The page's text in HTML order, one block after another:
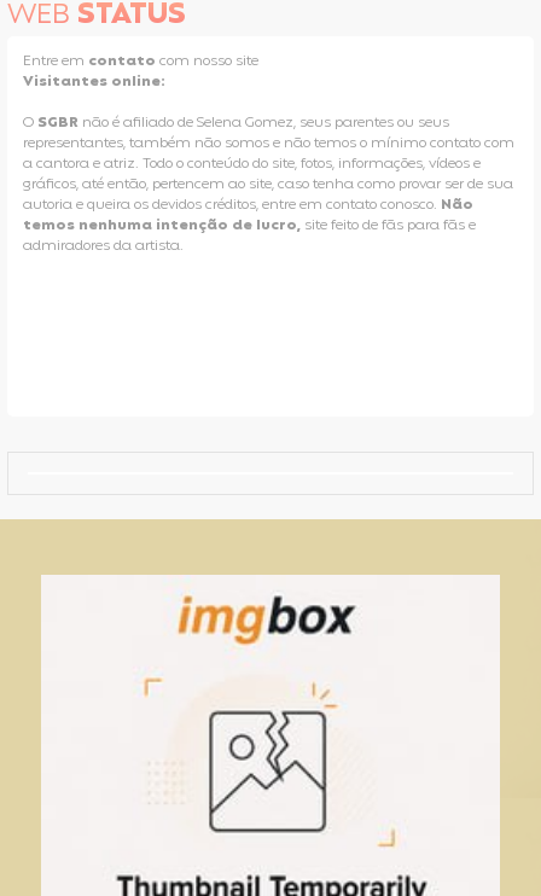
WEB STATUS
Entre em contato com nosso site
Visitantes online:
O SGBR não é afiliado de Selena Gomez, seus parentes ou seus
representantes, também não somos e não temos o mínimo contato com
a cantora e atriz. Todo o conteúdo do site, fotos, informações, vídeos e
gráficos, até então, pertencem ao site, caso tenha como provar ser de sua
autoria e queira os devidos créditos, entre em contato conosco. Não
temos nenhuma intenção de lucro, site feito de fãs para fãs e
admiradores da artista.